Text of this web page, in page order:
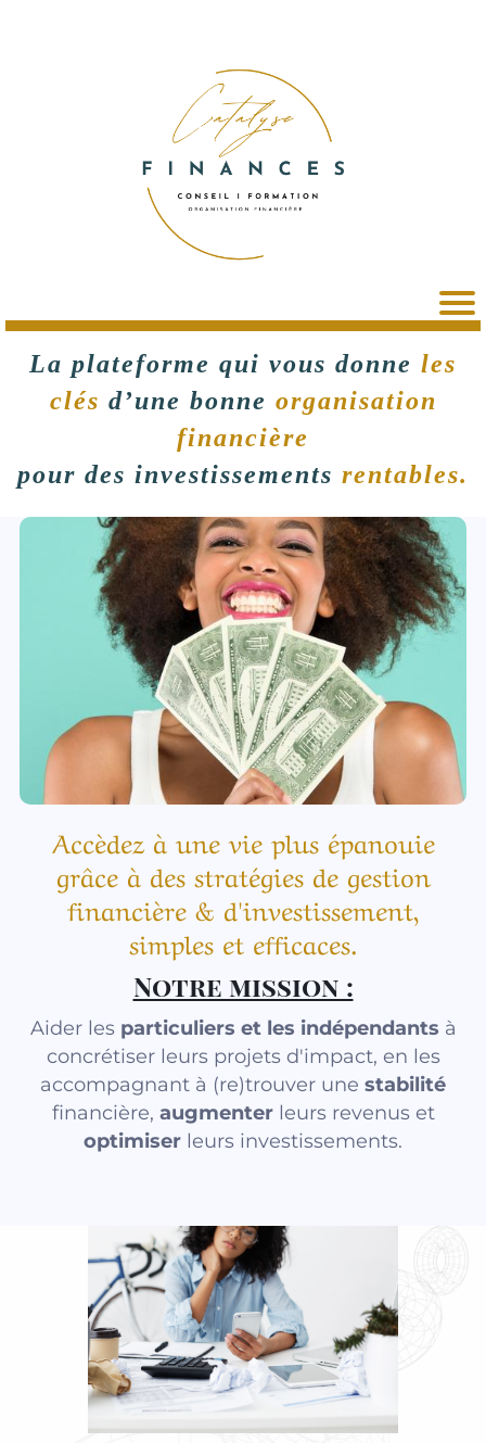
La plateforme qui vous donne les
clés d’une bonne organisation
financière
pour des investissements rentables.
Accèdez à une vie plus épanouie
grâce à des stratégies de gestion
financière & d'investissement,
simples et efficaces.
Notre mission :
Aider les particuliers et les indépendants à
concrétiser leurs projets d'impact, en les
accompagnant à (re)trouver une stabilité
financière, augmenter leurs revenus et
optimiser leurs investissements.